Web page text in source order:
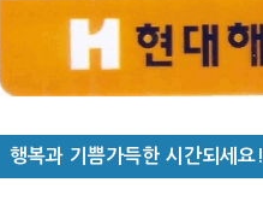
행복과 기쁨가득한 시간되세요!